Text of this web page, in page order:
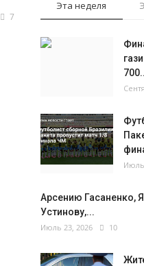
7
Эта неделя
Июль
Арсению Гасаненко,
Устинову,...
Июль 23, 2026 10